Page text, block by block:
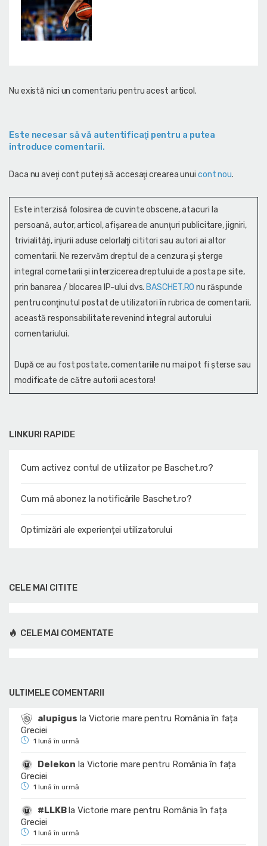
LINKURI RAPIDE
Cum activez contul de utilizator pe Baschet.ro?
Cum mă abonez la notificările Baschet.ro?
Optimizări ale experienței utilizatorului
Nu există nici un comentariu pentru acest articol.
Este necesar să vă autentificaţi pentru a putea
introduce comentarii.
Daca nu aveţi cont puteţi să accesaţi crearea unui cont nou.
Este interzisă folosirea de cuvinte obscene, atacuri la
persoană, autor, articol, afişarea de anunţuri publicitare, jigniri,
trivialităţi, injurii aduse celorlalţi cititori sau autori ai altor
comentarii. Ne rezervăm dreptul de a cenzura și şterge
integral cometarii și interzicerea dreptului de a posta pe site,
prin banarea / blocarea IP-ului dvs. BASCHET.RO nu răspunde
pentru conţinutul postat de utilizatori în rubrica de comentarii,
această responsabilitate revenind integral autorului
comentariului.
După ce au fost postate, comentariile nu mai pot fi șterse sau
modificate de către autorii acestora!
CELE MAI CITITE
CELE MAI COMENTATE
ULTIMELE COMENTARII
alupigus la Victorie mare pentru România în fața
Greciei
1 lună în urmă
Delekon la Victorie mare pentru România în fața
Greciei
1 lună în urmă
#LLKBlaVictorie mare pentru România în fața
Greciei
1 lună în urmă